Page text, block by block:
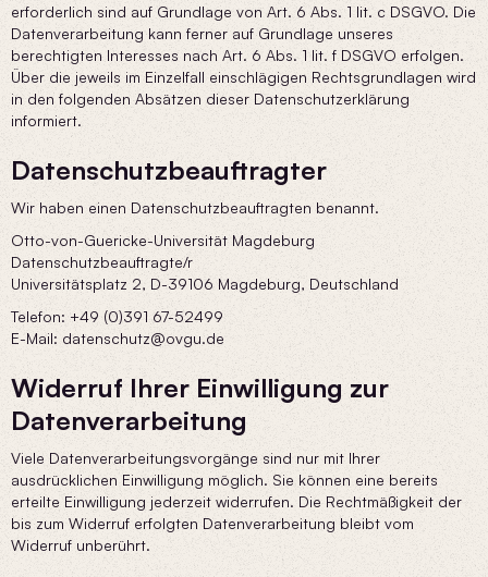
erforderlich sind auf Grundlage von Art. 6 Abs. 1 lit. c DSGVO. Die
Datenverarbeitung kann ferner auf Grundlage unseres
berechtigten Interesses nach Art. 6 Abs. 1 lit. f DSGVO erfolgen.
Über die jeweils im Einzelfall einschlägigen Rechtsgrundlagen wird
in den folgenden Absätzen dieser Datenschutzerklärung
informiert.
Datenschutz­beauftragter
Wir haben einen Datenschutzbeauftragten benannt.
Otto-von-Guericke-Universität Magdeburg
Datenschutzbeauftragte/r
Universitätsplatz 2, D-39106 Magdeburg, Deutschland
Telefon: +49 (0)391 67-52499
E-Mail: datenschutz@ovgu.de
Widerruf Ihrer Einwilligung zur
Datenverarbeitung
Viele Datenverarbeitungsvorgänge sind nur mit Ihrer
ausdrücklichen Einwilligung möglich. Sie können eine bereits
erteilte Einwilligung jederzeit widerrufen. Die Rechtmäßigkeit der
bis zum Widerruf erfolgten Datenverarbeitung bleibt vom
Widerruf unberührt.